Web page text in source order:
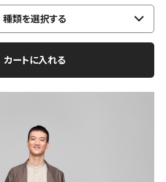
種類を選択する
カートに入れる